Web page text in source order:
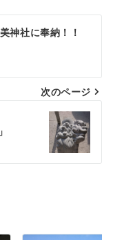
神社に奉納！！
次のページ